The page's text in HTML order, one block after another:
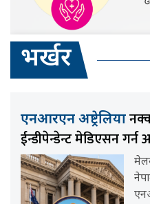
भर्खर
एनआरएन अष्ट्रेलिया
ईन्डीपेन्डेन्ट मेडिएसन